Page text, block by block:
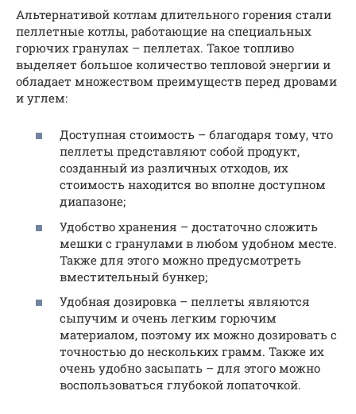
Альтернативой котлам длительного горения стали
пеллетные котлы, работающие на специальных
горючих гранулах – пеллетах. Такое топливо
выделяет большое количество тепловой энергии и
обладает множеством преимуществ перед дровами
и углем:
Доступная стоимость – благодаря тому, что
пеллеты представляют собой продукт,
созданный из различных отходов, их
стоимость находится во вполне доступном
диапазоне;
Удобство хранения – достаточно сложить
мешки с гранулами в любом удобном месте.
Также для этого можно предусмотреть
вместительный бункер;
Удобная дозировка – пеллеты являются
сыпучим и очень легким горючим
материалом, поэтому их можно дозировать с
точностью до нескольких грамм. Также их
очень удобно засыпать – для этого можно
воспользоваться глубокой лопаточкой.